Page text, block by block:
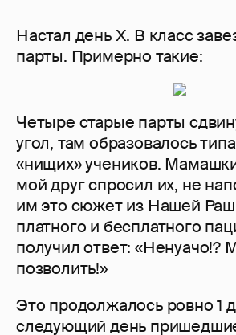
Настал день Х. В класс
парты. Примерно такие:
Четыре старые парты
угол, там образовалось
«нищих» учеников.
мой друг спросил их, не
им это сюжет из Нашей
платного и бесплатного
получил ответ: «Ненуачо!?
позволить!»
Это продолжалось ровно 1
следующий день